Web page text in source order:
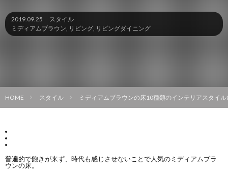
2019.09.25
スタイル
ミディアムブラウン, リビング, リビングダイニング
HOME スタイル ミディアムブラウンの床10種類のインテリアスタイ
普遍的で飽きが来ず、時代も感じさせないことで人気のミディアムブラ
ウンの床。